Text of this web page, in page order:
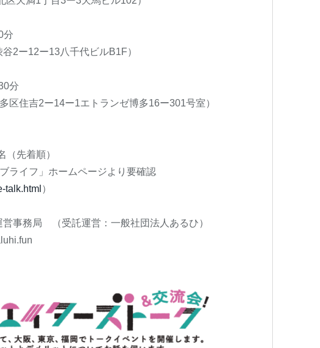
分
2ー12ー13八千代ビルB1F）
分
区住吉2ー14ー1エトランゼ博多16ー301号室）
（先着順）
ライフ」ホームページより要確認
talk.html ）
事務局 （受託運営：一般社団法人あるひ）